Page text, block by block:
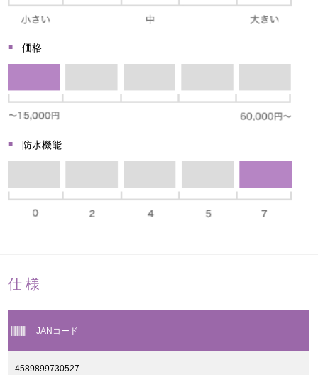
価格
防水機能
仕様
JANコード
4589899730527